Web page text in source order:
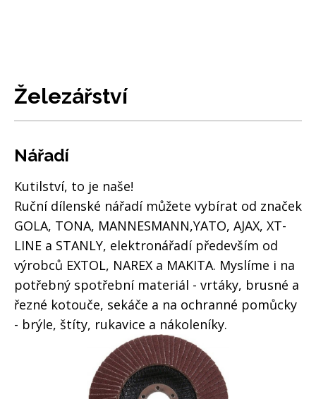
Železářství
Nářadí
Kutilství, to je naše!
Ruční dílenské nářadí můžete vybírat od značek
GOLA, TONA, MANNESMANN,YATO, AJAX, XT-
LINE a STANLY, elektronářadí především od
výrobců EXTOL, NAREX a MAKITA. Myslíme i na
potřebný spotřební materiál - vrtáky, brusné a
řezné kotouče, sekáče a na ochranné pomůcky
- brýle, štíty, rukavice a nákoleníky.